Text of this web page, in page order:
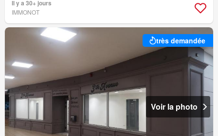
Il y a 30+ jours
IMMONOT
très demandée
Voir la photo